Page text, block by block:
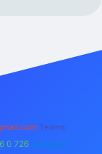
Teams:
0 726 Telegram: